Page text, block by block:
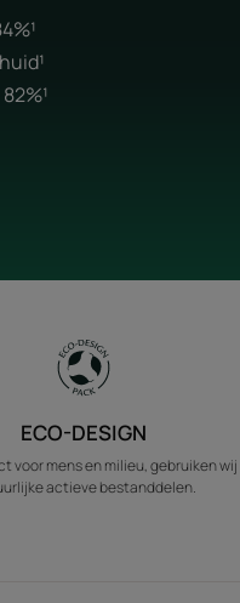
ECO-DESIGN
voor mens en milieu, gebruiken wij
actieve bestanddelen.